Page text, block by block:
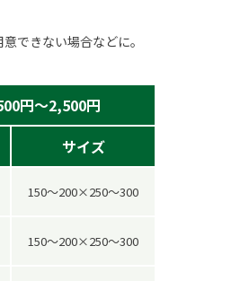
できない場合などに。
円～2,500円
サイズ
150～200×250～300
150～200×250～300